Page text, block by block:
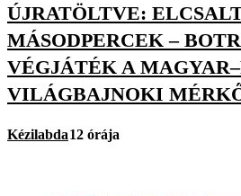
ÚJRATÖLTVE:
MÁSODPERCEK –
VÉGJÁTÉK A
VILÁGBAJNOKI
Kézilabda12 órája